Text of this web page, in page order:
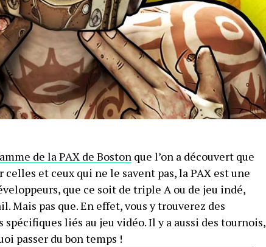
de la PAX de Boston que l’on a découvert que
celles et ceux qui ne le savent pas, la PAX est une
que ce soit de triple A ou de jeu indé,
Mais pas que. En effet, vous y trouverez des
spécifiques liés au jeu vidéo. Il y a aussi des tournois,
passer du bon temps !